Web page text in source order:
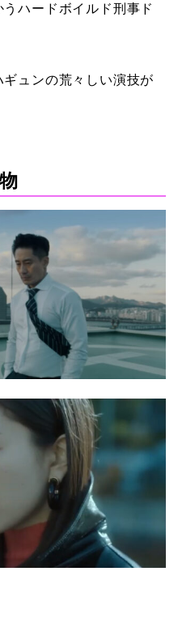
ハードボイルド刑事ド
ュンの荒々しい演技が